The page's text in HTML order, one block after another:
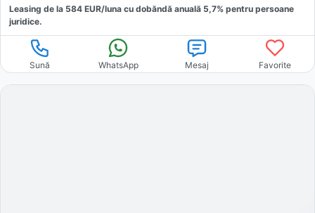
Leasing de la 584 EUR/luna cu dobăndă anuală 5,7% pentru persoane
juridice.
Sună WhatsApp Mesaj Favorite